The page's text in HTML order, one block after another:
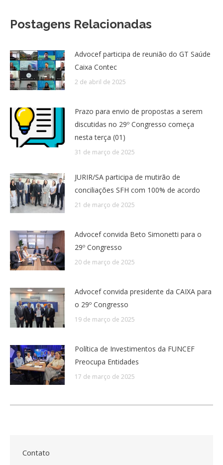
Postagens Relacionadas
Advocef participa de reunião do GT Saúde
Caixa Contec
2 de abril de 2025
Prazo para envio de propostas a serem
discutidas no 29º Congresso começa
nesta terça (01)
31 de março de 2025
JURIR/SA participa de mutirão de
conciliações SFH com 100% de acordo
21 de março de 2025
Advocef convida Beto Simonetti para o
29º Congresso
20 de março de 2025
Advocef convida presidente da CAIXA para
o 29º Congresso
19 de março de 2025
Política de Investimentos da FUNCEF
Preocupa Entidades
17 de março de 2025
Contato